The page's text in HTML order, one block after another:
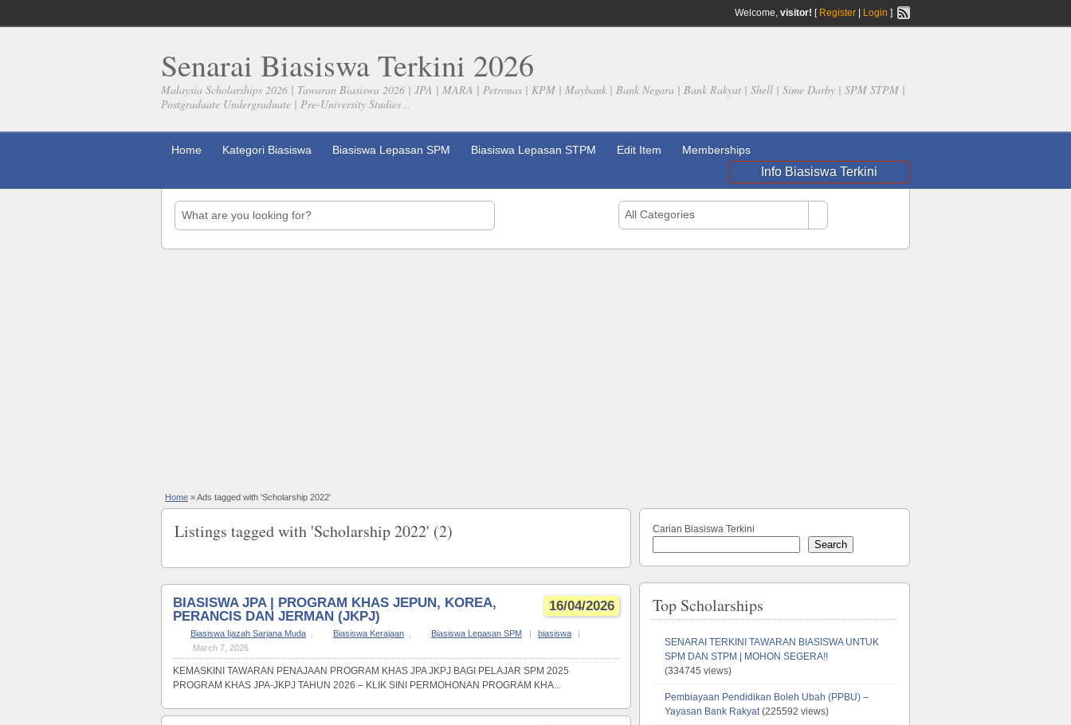
Welcome, visitor! [ Register Login ]
Senarai Biasiswa Terkini 2026
Malaysia Scholarships 2026 | Tawaran Biasiswa 2026 | JPA | MARA | Petronas | KPM | Maybank | Bank Negara | Bank Rakyat | Shell | Sime Darby | SPM STPM |
Postgraduate Undergraduate | Pre-University Studies ..
Home Kategori Biasiswa Biasiswa Lepasan SPM Biasiswa Lepasan STPM Edit Item Memberships
Info Biasiswa Terkini
All Categories
Home »Ads tagged with 'Scholarship 2022'
Listings tagged with 'Scholarship 2022' (2)
16/04/2026
BIASISWA JPA | PROGRAM KHAS JEPUN, KOREA,
PERANCIS DAN JERMAN (JKPJ)
Biasiswa Ijazah Sarjana Muda Biasiswa Kerajaan Biasiswa Lepasan SPM | biasiswa
|
March 7, 2026
KEMASKINI TAWARAN PENAJAAN PROGRAM KHAS JPA JKPJ BAGI PELAJAR SPM 2025
PROGRAM KHAS JPA-JKPJ TAHUN 2026 – KLIK SINI PERMOHONAN PROGRAM KHA...
Carian Biasiswa Terkini
Search
Top Scholarships
SENARAI TERKINI TAWARAN BIASISWA UNTUK
SPM DAN STPM | MOHON SEGERA!!
(334745 views)
Pembiayaan Pendidikan Boleh Ubah (PPBU) –
Yayasan Bank Rakyat (225592 views)